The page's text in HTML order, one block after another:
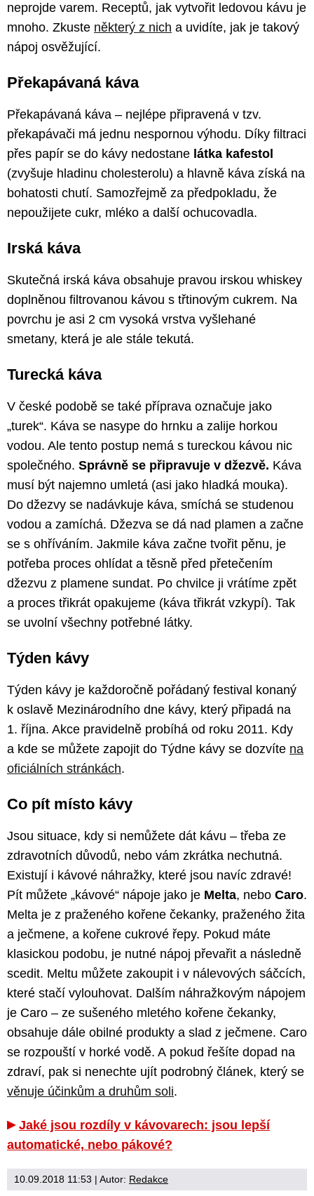
neprojde varem. Receptů, jak vytvořit ledovou kávu je
mnoho. Zkuste některý z nich a uvidíte, jak je takový
nápoj osvěžující.
Překapávaná káva
Překapávaná káva – nejlépe připravená v tzv.
překapávači má jednu nespornou výhodu. Díky filtraci
přes papír se do kávy nedostane látka kafestol
(zvyšuje hladinu cholesterolu) a hlavně káva získá na
bohatosti chutí. Samozřejmě za předpokladu, že
nepoužijete cukr, mléko a další ochucovadla.
Irská káva
Skutečná irská káva obsahuje pravou irskou whiskey
doplněnou filtrovanou kávou s třtinovým cukrem. Na
povrchu je asi 2 cm vysoká vrstva vyšlehané
smetany, která je ale stále tekutá.
Turecká káva
V české podobě se také příprava označuje jako
„turek“. Káva se nasype do hrnku a zalije horkou
vodou. Ale tento postup nemá s tureckou kávou nic
společného. Správně se připravuje v džezvě. Káva
musí být najemno umletá (asi jako hladká mouka).
Do džezvy se nadávkuje káva, smíchá se studenou
vodou a zamíchá. Džezva se dá nad plamen a začne
se s ohříváním. Jakmile káva začne tvořit pěnu, je
potřeba proces ohlídat a těsně před přetečením
džezvu z plamene sundat. Po chvilce ji vrátíme zpět
a proces třikrát opakujeme (káva třikrát vzkypí). Tak
se uvolní všechny potřebné látky.
Týden kávy
Týden kávy je každoročně pořádaný festival konaný
k oslavě Mezinárodního dne kávy, který připadá na
1. října. Akce pravidelně probíhá od roku 2011. Kdy
a kde se můžete zapojit do Týdne kávy se dozvíte na
oficiálních stránkách.
Co pít místo kávy
Jsou situace, kdy si nemůžete dát kávu – třeba ze
zdravotních důvodů, nebo vám zkrátka nechutná.
Existují i kávové náhražky, které jsou navíc zdravé!
Pít můžete „kávové“ nápoje jako je Melta, nebo Caro.
Melta je z praženého kořene čekanky, praženého žita
a ječmene, a kořene cukrové řepy. Pokud máte
klasickou podobu, je nutné nápoj převařit a následně
scedit. Meltu můžete zakoupit i v nálevových sáčcích,
které stačí vylouhovat. Dalším náhražkovým nápojem
je Caro – ze sušeného mletého kořene čekanky,
obsahuje dále obilné produkty a slad z ječmene. Caro
se rozpouští v horké vodě. A pokud řešíte dopad na
zdraví, pak si nenechte ujít podrobný článek, který se
věnuje účinkům a druhům soli.
Jaké jsou rozdíly v kávovarech: jsou lepší
automatické, nebo pákové?
10.09.2018 11:53 | Autor: Redakce